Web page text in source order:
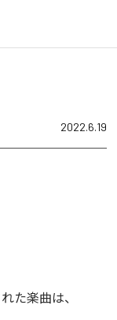
2022.6.19
た楽曲は、